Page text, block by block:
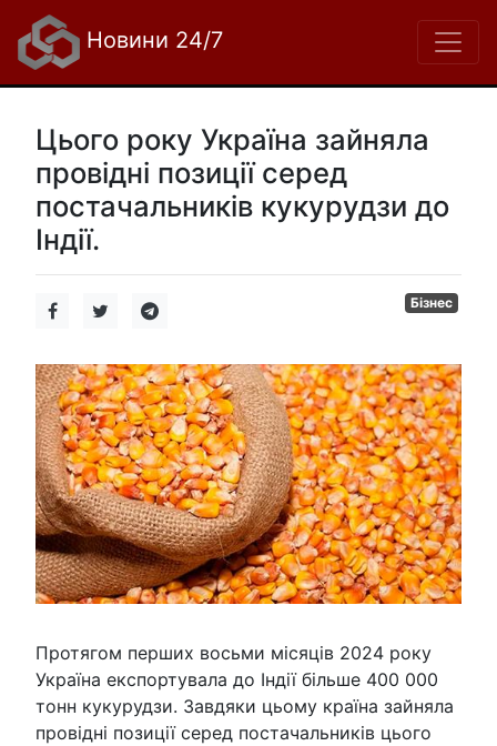
Новини 24/7
Цього року Україна зайняла
провідні позиції серед
постачальників кукурудзи до
Індії.
Бізнес
Протягом перших восьми місяців 2024 року
Україна експортувала до Індії більше 400 000
тонн кукурудзи. Завдяки цьому країна зайняла
провідні позиції серед постачальників цього